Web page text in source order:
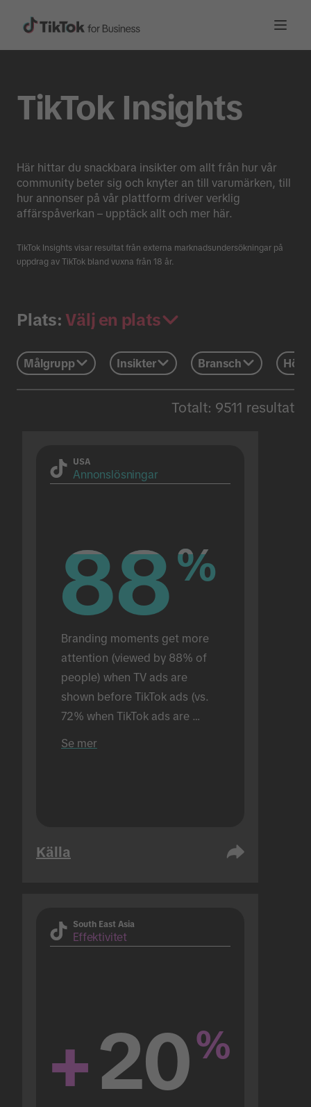
TikTok Insights
Här hittar du snackbara insikter om allt från hur vår
community beter sig och knyter an till varumärken, till
hur annonser på vår plattform driver verklig
affärspåverkan – upptäck allt och mer här.
TikTok Insights visar resultat från externa marknadsundersökningar på
uppdrag av TikTok bland vuxna från 18 år.
Plats: Välj en plats
Målgrupp Insikter Bransch
Totalt: 9511 resultat
USA
Annonslösningar
88%
88%
Branding moments get more
attention (viewed by 88% of
people) when TV ads are
shown before TikTok ads (vs.
72% when TikTok ads are
Se mer
Källa
South East Asia
Effektivitet
+20%